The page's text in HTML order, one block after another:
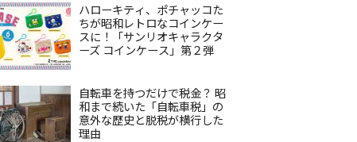
ハローキティ、ポチャッコた
ちが昭和レトロなコインケー
スに！「サンリオキャラクタ
ーズ コインケース」第２弾
自転車を持つだけで税金？ 昭
和まで続いた「自転車税」の
意外な歴史と脱税が横行した
理由